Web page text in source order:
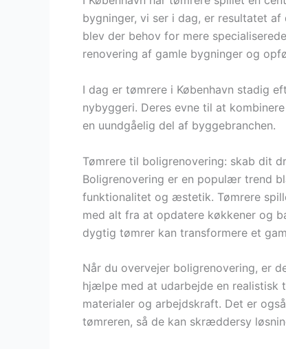
bygninger, vi ser i dag, er resultatet
blev der behov for mere
renovering af gamle bygninger og
I dag er tømrere i København stadig
nybyggeri. Deres evne til at
en uundgåelig del af byggebranchen.
Tømrere til boligrenovering: skab dit
Boligrenovering er en populær trend
funktionalitet og æstetik. Tømrere
med alt fra at opdatere køkkener og
dygtig tømrer kan transformere et
Når du overvejer boligrenovering, er
hjælpe med at udarbejde en realistisk
materialer og arbejdskraft. Det er
tømreren, så de kan skræddersy